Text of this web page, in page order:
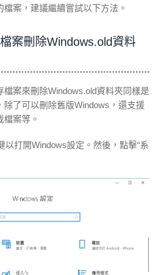
案，建議繼續嘗試以下方法。
案刪除Windows.old資料
案來刪除Windows.old資料夾同樣是
除了可以刪除舊版Windows，還支援
案等。
以打開Windows設定。然後，點擊“系